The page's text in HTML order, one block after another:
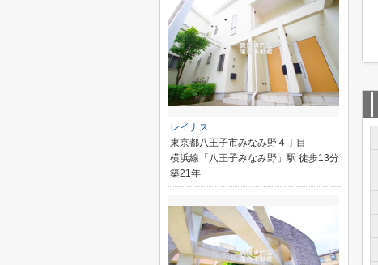
レイナス
東京都八王子市みなみ野４丁目
横浜線「八王子みなみ野」駅 徒歩13分
築21年